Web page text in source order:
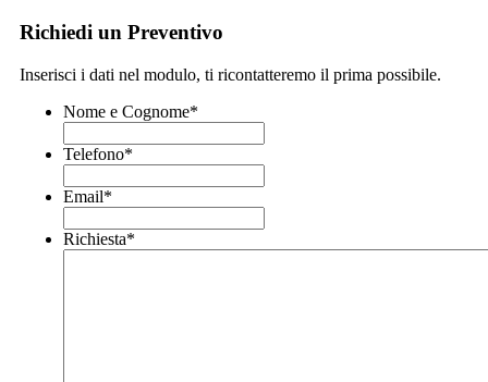
Richiedi un Preventivo
Inserisci i dati nel modulo, ti ricontatteremo il prima possibile.
Nome e Cognome*
Telefono*
Email*
Richiesta*